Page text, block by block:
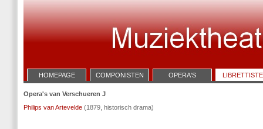
HOMEPAGE COMPONISTEN OPERA'S
Opera's van Verschueren J
Philips van Artevelde (1879, historisch drama)